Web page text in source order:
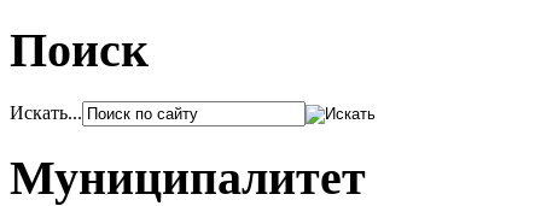
Поиск
Искать...
Муниципалитет